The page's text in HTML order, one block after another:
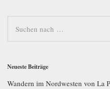
Neueste Beiträge
Wandern im Nordwesten von La